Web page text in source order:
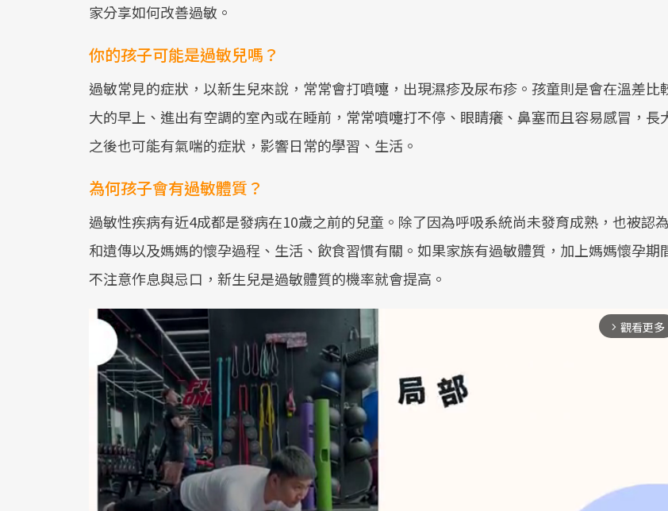
家分享如何改善過敏。
你的孩子可能是過敏兒嗎？
過敏常見的症狀，以新生兒來說，常常會打噴嚏，出現濕疹及尿布疹。孩童則是會在溫差比
大的早上、進出有空調的室內或在睡前，常常噴嚏打不停、眼睛癢、鼻塞而且容易感冒，長
之後也可能有氣喘的症狀，影響日常的學習、生活。
為何孩子會有過敏體質？
過敏性疾病有近4成都是發病在10歲之前的兒童。除了因為呼吸系統尚未發育成熟，也被認為
和遺傳以及媽媽的懷孕過程、生活、飲食習慣有關。如果家族有過敏體質，加上媽媽懷孕期
不注意作息與忌口，新生兒是過敏體質的機率就會提高。
arrow_forward_ios 觀看更多
前往專題
前往專題
前往專題